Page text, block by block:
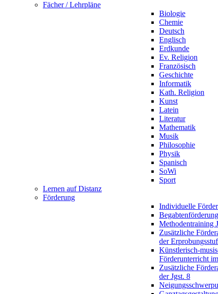
Fächer / Lehrpläne
Biologie
Chemie
Deutsch
Englisch
Erdkunde
Ev. Religion
Französisch
Geschichte
Informatik
Kath. Religion
Kunst
Latein
Literatur
Mathematik
Musik
Philosophie
Physik
Spanisch
SoWi
Sport
Lernen auf Distanz
Förderung
Individuelle
Begabtenförderung
Methodentraining
Zusätzliche
der
Künstlerisch-
Förderunterricht
Zusätzliche
der Jgst. 8